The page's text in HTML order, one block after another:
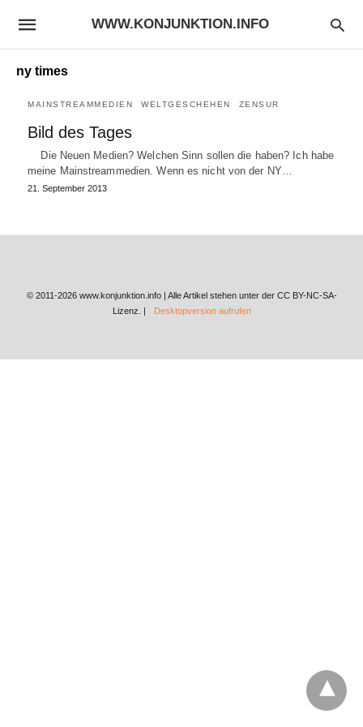
WWW.KONJUNKTION.INFO
ny times
MAINSTREAMMEDIEN WELTGESCHEHEN ZENSUR
Bild des Tages
Die Neuen Medien? Welchen Sinn sollen die haben? Ich habe
meine Mainstreammedien. Wenn es nicht von der NY…
21. September 2013
© 2011-2026 www.konjunktion.info | Alle Artikel stehen unter der CC BY-NC-SA-
Lizenz. |
Desktopversion aufrufen